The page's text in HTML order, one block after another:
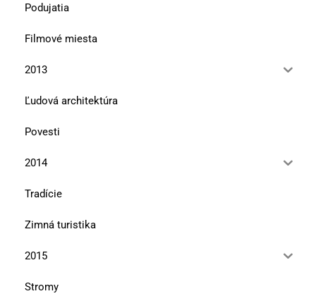
Podujatia
Filmové miesta
2013
Ľudová architektúra
Povesti
2014
Tradície
Zimná turistika
2015
Stromy